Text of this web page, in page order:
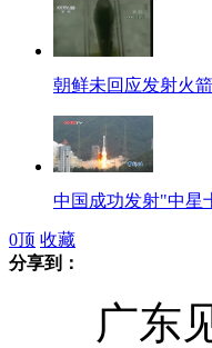
朝鲜未回应发射火
中国成功发射"中星
姚明荣获港大颁授
0顶 收藏
分享到：
广东见